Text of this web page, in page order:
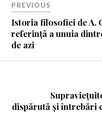
PREVIOUS
Istoria filosofiei de A.
referință a unuia
de azi
dispărută și întrebări